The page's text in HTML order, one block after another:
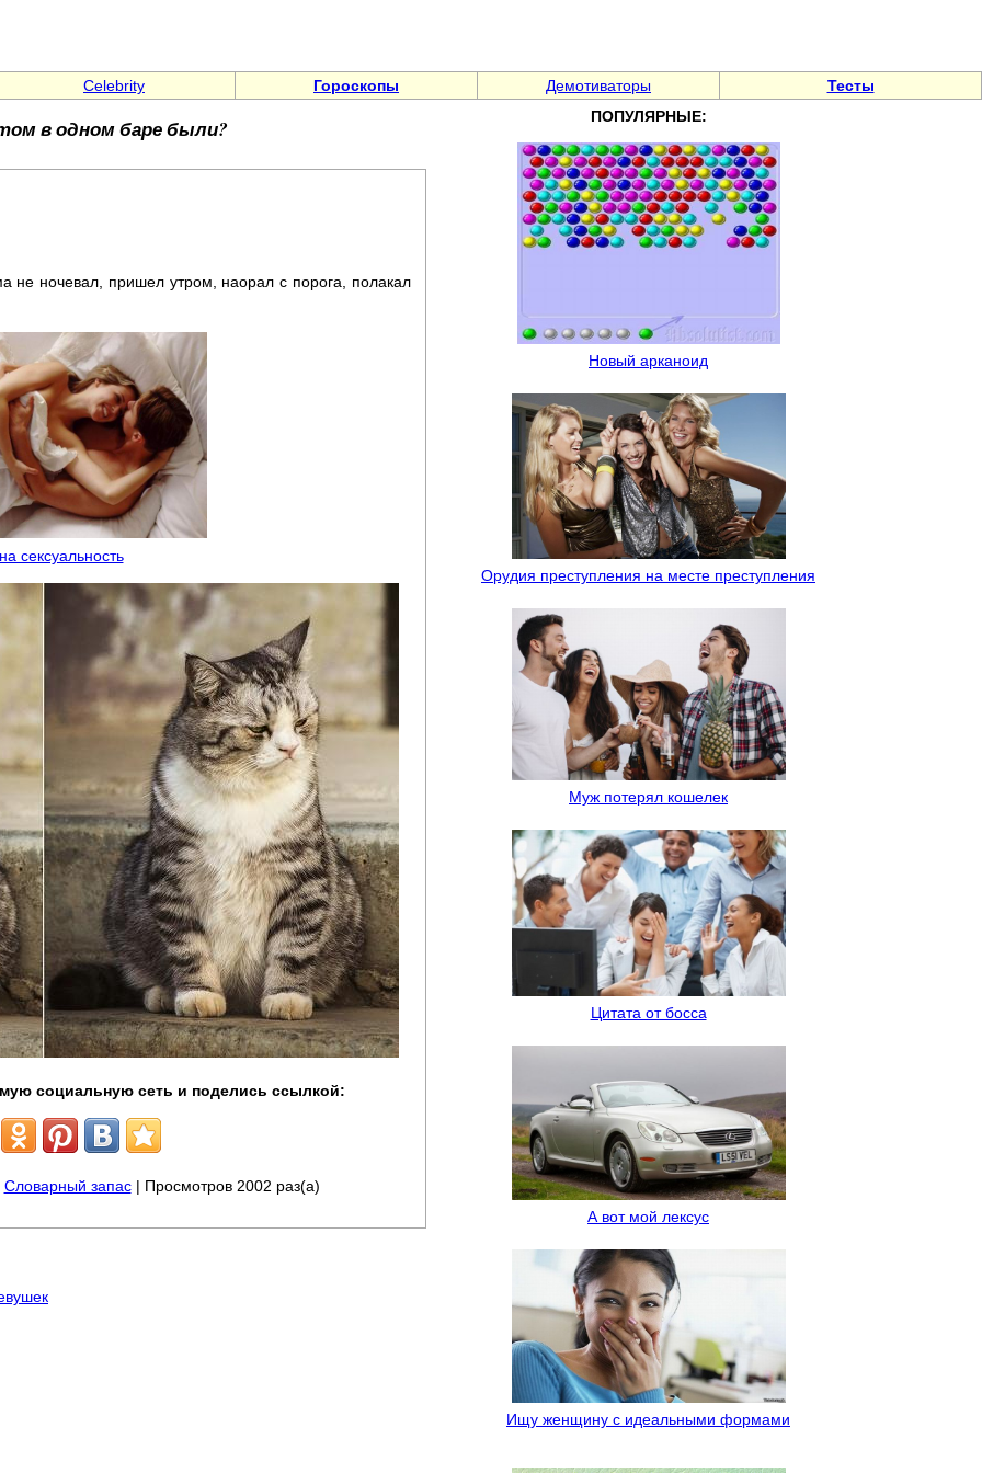
Celebrity Гороскопы Демотиваторы Тесты
в одном баре были?
не ночевал, пришел утром, наорал с порога, полакал
сексуальность
социальную сеть и поделись ссылкой:
Словарный запас| Просмотров 2002 раз(а)
ПОПУЛЯРНЫЕ:
Новый арканоид
Орудия преступления на месте преступления
Муж потерял кошелек
Цитата от босса
А вот мой лексус
Ищу женщину с идеальными формами